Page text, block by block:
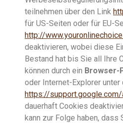
teilnehmen über den Link
für US-Seiten oder für EU-
http://
deaktivieren, wobei diese
Bestand hat bis Sie all Ihre
können durch ein Browser-
oder Internet-Explorer unter
https://
dauerhaft Cookies
kann zur Folge haben, dass